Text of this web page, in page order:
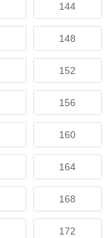
144
148
152
156
160
164
168
172